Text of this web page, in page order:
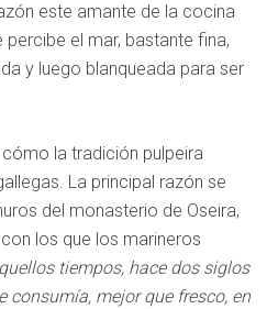
este amante de la cocina
percibe el mar, bastante fina,
y luego blanqueada para ser
la tradición pulpeira
La principal razón se
del monasterio de Oseira,
los que los marineros
tiempos, hace dos siglos
consumía, mejor que fresco, en